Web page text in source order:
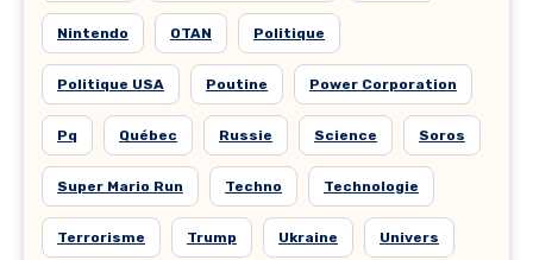
Nintendo OTAN Politique
Politique USA Poutine Power Corporation
Pq Québec Russie Science Soros
Super Mario Run Techno Technologie
Terrorisme Trump Ukraine Univers